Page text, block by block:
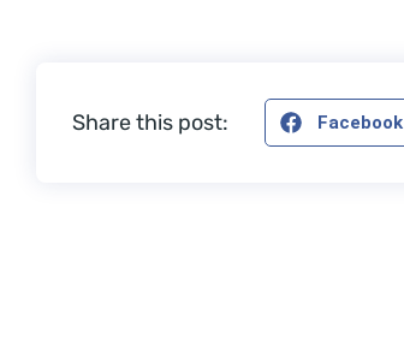
Share this post: Facebook